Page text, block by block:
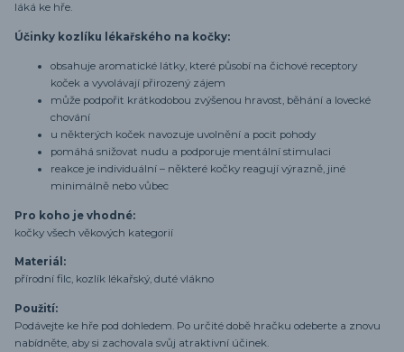
láká ke hře.
Účinky kozlíku lékařského na kočky:
obsahuje aromatické látky, které působí na čichové receptory
koček a vyvolávají přirozený zájem
může podpořit krátkodobou zvýšenou hravost, běhání a lovecké
chování
u některých koček navozuje uvolnění a pocit pohody
pomáhá snižovat nudu a podporuje mentální stimulaci
reakce je individuální – některé kočky reagují výrazně, jiné
minimálně nebo vůbec
Pro koho je vhodné:
kočky všech věkových kategorií
Materiál:
přírodní filc, kozlík lékařský, duté vlákno
Použití:
Podávejte ke hře pod dohledem. Po určité době hračku odeberte a znovu
nabídněte, aby si zachovala svůj atraktivní účinek.